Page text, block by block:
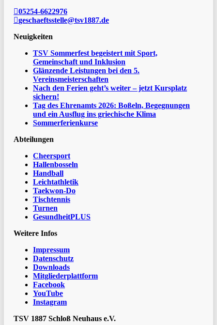
05254-6622976
geschaeftsstelle@tsv1887.de
Neuigkeiten
TSV Sommerfest begeistert mit Sport,
Gemeinschaft und Inklusion
Glänzende Leistungen bei den 5.
Vereinsmeisterschaften
Nach den Ferien geht’s weiter – jetzt Kursplatz
sichern!
Tag des Ehrenamts 2026: Boßeln, Begegnungen
und ein Ausflug ins griechische Klima
Sommerferienkurse
Abteilungen
Cheersport
Hallenbosseln
Handball
Leichtathletik
Taekwon-Do
Tischtennis
Turnen
GesundheitPLUS
Weitere Infos
Impressum
Datenschutz
Downloads
Mitgliederplattform
Facebook
YouTube
Instagram
TSV 1887 Schloß Neuhaus e.V.